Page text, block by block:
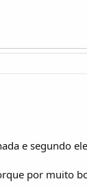
e segundo
por muito